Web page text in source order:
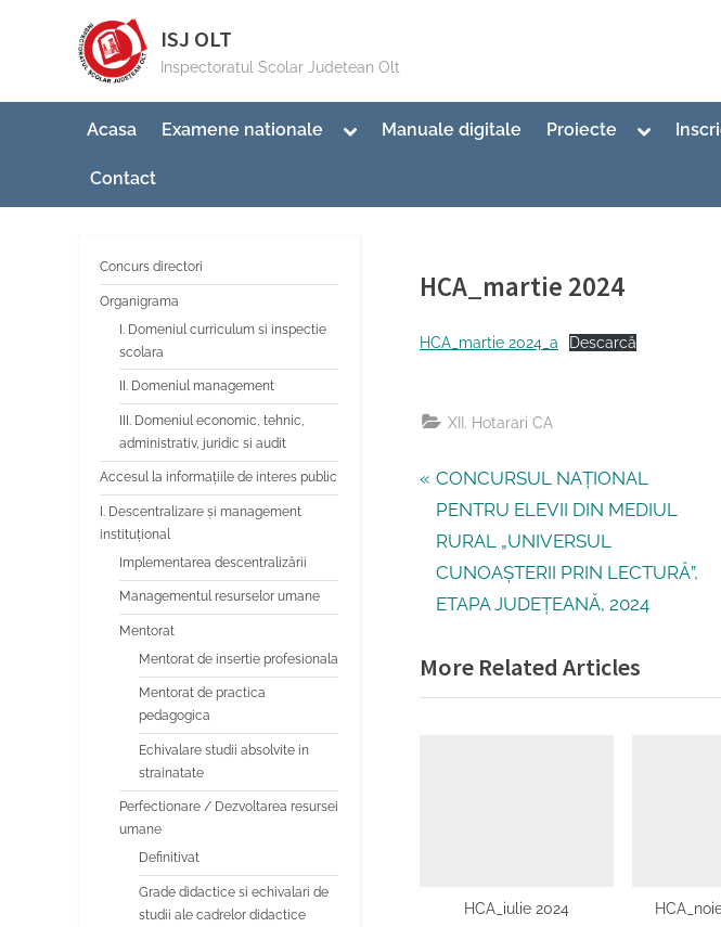
ISJ OLT
Inspectoratul Scolar Judetean Olt
Acasa Examene nationale
ToggleManuale digitale Proiecte
Toggle
Contact
HCA_martie 2024
Posted
10/04/2024
By
Invatamant primar Inspector
HCA_martie 2024_a Descarcă
XII. Hotarari CA
Navigare
în
articole
P
r
e
v
i
u
s
CONCURSUL NAȚIONAL
PENTRU ELEVII DIN MEDIUL
RURAL „UNIVERSUL
CUNOAȘTERII PRIN LECTURĂ”,
ETAPA JUDEȚEANĂ, 2024
More Related Articles
HCA_iulie 2024
Concurs directori
Organigrama
I. Domeniul curriculum si inspectie
scolara
II. Domeniul management
III. Domeniul economic, tehnic,
administrativ, juridic si audit
Accesul la informațiile de interes public
I. Descentralizare și management
instituțional
Implementarea descentralizării
Managementul resurselor umane
Mentorat
Mentorat de insertie profesionala
Mentorat de practica
pedagogica
Echivalare studii absolvite in
strainatate
Perfectionare / Dezvoltarea resursei
umane
Definitivat
Grade didactice si echivalari de
studii ale cadrelor didactice